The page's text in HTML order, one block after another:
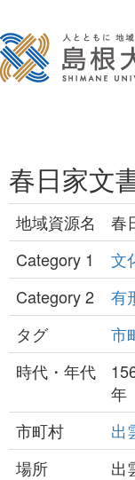
春日家文
地域資源名
春
Category 1
文
Category 2
有
タグ
市
時代・年代
年
市町村
出
場所
出